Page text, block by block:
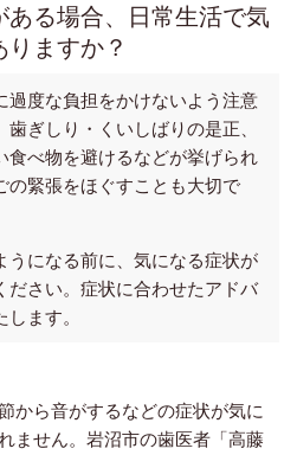
る場合、日常生活で気
ますか？
過度な負担をかけないよう注意
ぎしり・くいしばりの是正、
食べ物を避けるなどが挙げられ
の緊張をほぐすことも大切で
うになる前に、気になる症状が
ださい。症状に合わせたアドバ
ます。
から音がするなどの症状が気に
ません。岩沼市の歯医者「高藤